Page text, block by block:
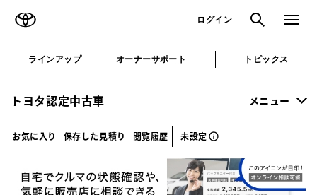
ログイン 検索 メニュ
ラインアップ オーナーサポート トピックス
トヨタ認定中古車 メニュー
お気に入り 保存した見積り 閲覧履歴 未設定